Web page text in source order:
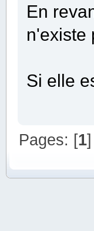
En
n'existe
Si elle
Pages: [1]